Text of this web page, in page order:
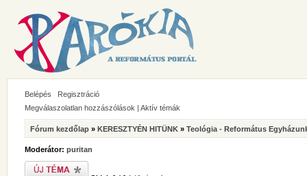
Belépés
Regisztráció
Megválaszolatlan hozzászólások | Aktív témák
Fórum kezdőlap » KERESZTYÉN HITÜNK » Teológia - Református
Moderátor: puritan